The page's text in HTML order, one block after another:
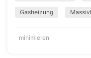
Gasheizung
minimieren